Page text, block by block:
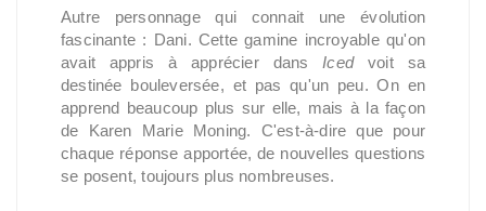
Autre personnage qui connait une évolution
fascinante : Dani. Cette gamine incroyable qu'on
avait appris à apprécier dans Icedvoit sa
destinée bouleversée, et pas qu'un peu. On en
apprend beaucoup plus sur elle, mais à la façon
de Karen Marie Moning. C'est-à-dire que pour
chaque réponse apportée, de nouvelles questions
se posent, toujours plus nombreuses.